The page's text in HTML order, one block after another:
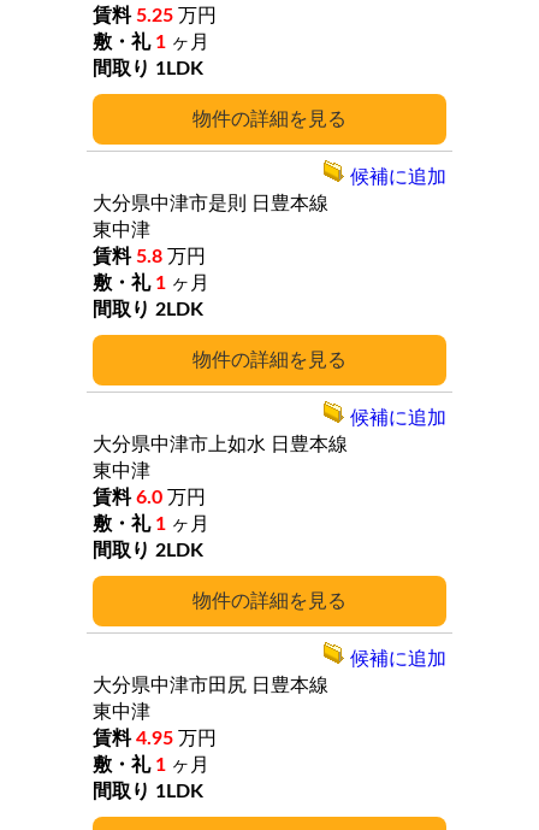
詳細
5.25 万円
1 ヶ月
1LDK
詳細
大分県中津市是則
日豊本線
東中津
5.8 万円
1 ヶ月
2LDK
候補に追加
詳細
大分県中津市上如水 日豊本線
東中津
6.0 万円
1 ヶ月
2LDK
候補に追加
大分県中津市田尻 日豊本線
東中津
4.95 万円
1 ヶ月
1LDK
候補に追加